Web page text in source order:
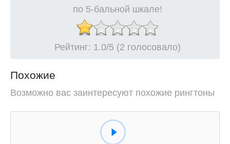
по 5-бальной шкале!
Рейтинг: 1.0/5 (2 голосовало)
Похожие
Возможно вас заинтересуют похожие рингтоны